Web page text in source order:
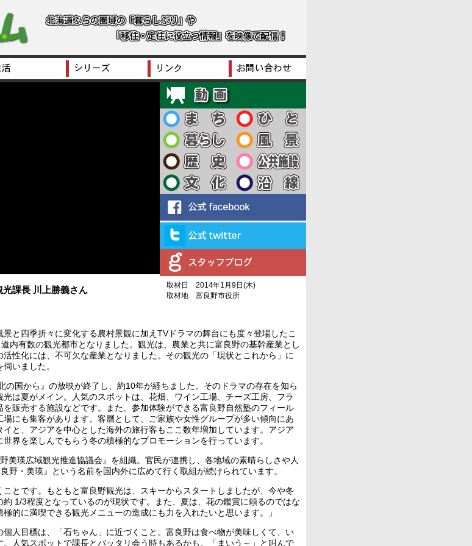
課長 川上勝義さん
取材日 2014年1月9日(木)
取材地 富良野市役所
と四季折々に変化する農村景観に加えTVドラマの舞台にも度々登場したこ
内有数の観光都市となりました。観光は、農業と共に富良野の基幹産業とし
性化には、不可欠な産業となりました。その観光の「現状とこれから」に
いました。
国から』の放映が終了し、約10年が経ちました。そのドラマの存在を知ら
は夏がメイン。人気のスポットは、花畑、ワイン工場、チーズ工房、フラ
販売する施設などです。また、参加体験ができる富良野自然塾のフィール
にも集客があります。客層として、ご家族や女性グループが多い傾向にあ
と、アジアを中心とした海外の旅行客もここ数年増加しています。アジア
界を楽しんでもらう冬の積極的なプロモーションを行っています。
瑛広域観光推進協議会』を組織。官民が連携し、各地域の素晴らしさや人
野・美瑛』という名前を国内外に広めて行く取組が続けられています。
とです。もともと富良野観光は、スキーからスタートしましたが、今や冬
1/3程度となっているのが現状です。また、夏は、花の鑑賞に頼るのではな
的に満喫できる観光メニューの造成にも力を入れたいと思います。」
人目標は、「石ちゃん」に近づくこと。富良野は食べ物が美味しくて、い
人気スポットで課長とバッタリ会う時もあるかも。「まいう～」と叫んで